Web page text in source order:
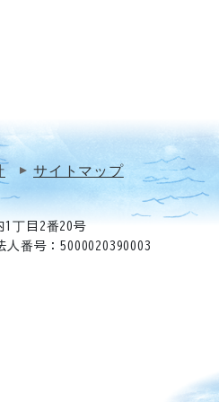
サイトマップ
1丁目2番20号
人番号：5000020390003